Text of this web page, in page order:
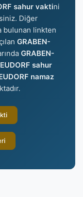
sahur vaktini
Diğer
bulunan linkten
GRABEN-
GRABEN-
sahur
namaz